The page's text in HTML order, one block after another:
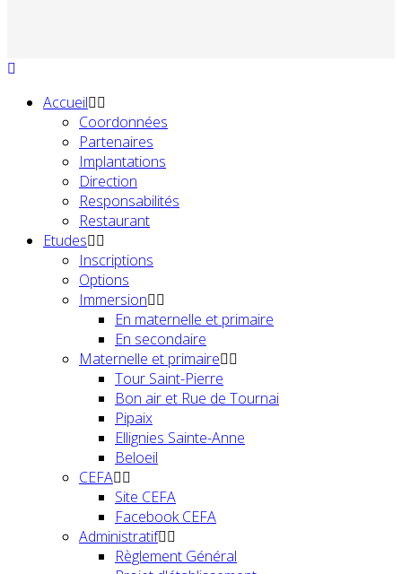
Accueil
Coordonnées
Partenaires
Implantations
Direction
Responsabilités
Restaurant
Etudes
Inscriptions
Options
Immersion
En maternelle et primaire
En secondaire
Maternelle et primaire
Tour Saint-Pierre
Bon air et Rue de Tournai
Pipaix
Ellignies Sainte-Anne
Beloeil
CEFA
Site CEFA
Facebook CEFA
Administratif
Règlement Général